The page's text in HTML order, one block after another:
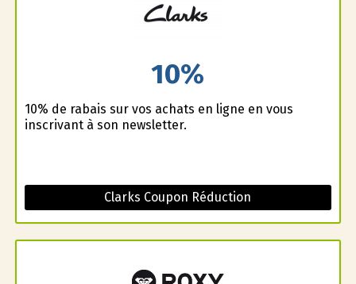
10%
10% de rabais sur vos achats en ligne en vous
inscrivant à son newsletter.
Clarks Coupon Réduction